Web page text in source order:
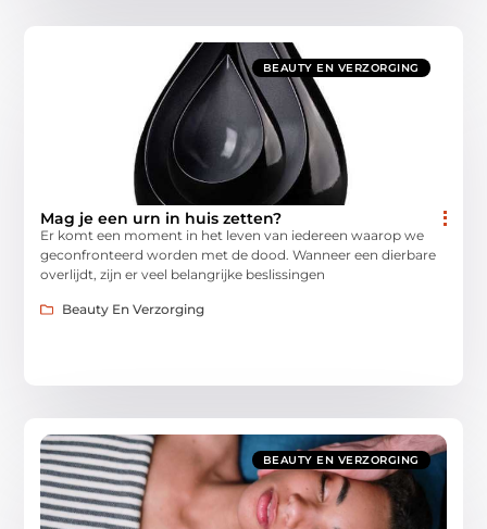
BEAUTY EN VERZORGING
Mag je een urn in huis zetten?
Er komt een moment in het leven van iedereen waarop we
geconfronteerd worden met de dood. Wanneer een dierbare
overlijdt, zijn er veel belangrijke beslissingen
Beauty En Verzorging
BEAUTY EN VERZORGING